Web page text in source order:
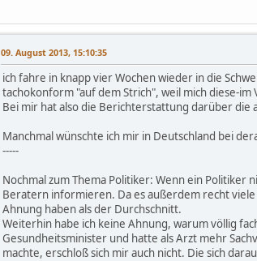
09. August 2013, 15:10:35
ich fahre in knapp vier Wochen wieder in die
tachokonform "auf dem Strich", weil mich diese-
Bei mir hat also die Berichterstattung darüber die
Manchmal wünschte ich mir in Deutschland bei
-----
Nochmal zum Thema Politiker: Wenn ein Politiker
Beratern informieren. Da es außerdem recht
Ahnung haben als der Durchschnitt.
Weiterhin habe ich keine Ahnung, warum völlig
Gesundheitsminister und hatte als Arzt mehr
machte, erschloß sich mir auch nicht. Die sich